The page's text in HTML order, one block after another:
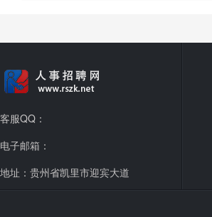
客服QQ：
电子邮箱：
地址：贵州省凯里市迎宾大道